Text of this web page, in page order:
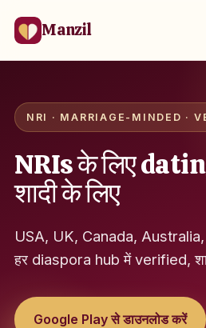
Manzil
NRI · MARRIAGE-MINDED ·
NRIs के लिए
शादी के लिए
USA, UK, Canada,
हर diaspora hub में verified,
Google Play से डाउनलोड करें